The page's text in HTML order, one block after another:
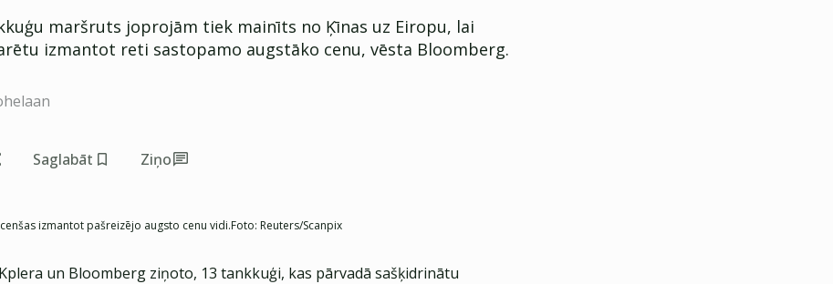
maršruts joprojām tiek mainīts no Ķīnas uz Eiropu, lai
izmantot reti sastopamo augstāko cenu, vēsta Bloomberg.
Saglabāt Ziņo
izmantot pašreizējo augsto cenu vidi.Foto: Reuters/Scanpix
un Bloomberg ziņoto, 13 tankkuģi, kas pārvadā sašķidrinātu